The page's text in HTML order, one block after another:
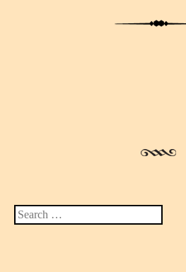
Search